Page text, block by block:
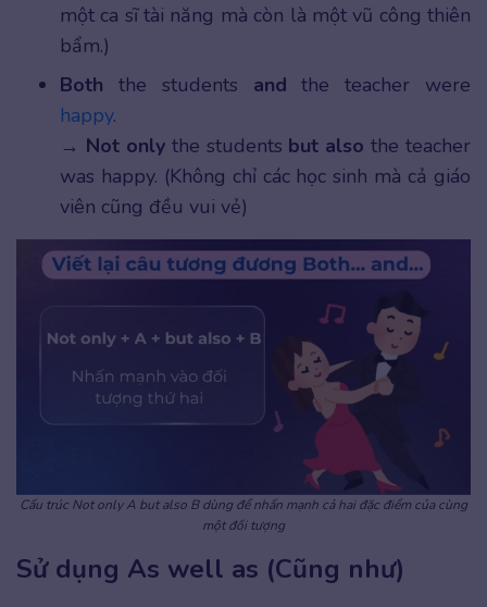
một ca sĩ tài năng mà còn là một vũ công thiên
bẩm.)
Both the students and the teacher were
happy.
→ Not onlythe students but also the teacher
was happy. (Không chỉ các học sinh mà cả giáo
viên cũng đều vui vẻ)
Cấu trúc Not only A but also B dùng để nhấn mạnh cả hai đặc điểm của cùng
một đối tượng
Sử dụng As well as (Cũng như)